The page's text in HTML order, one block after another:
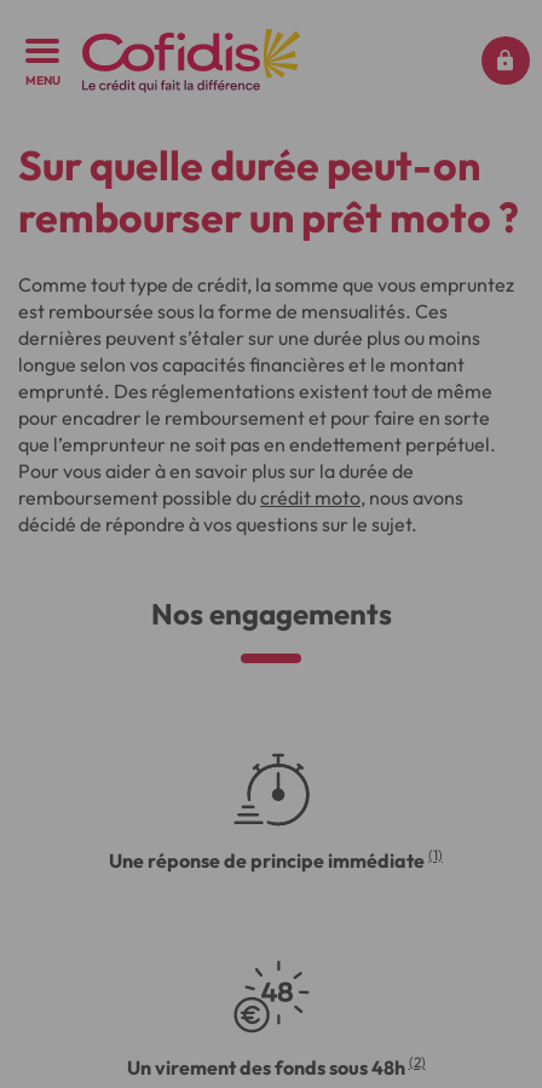
MENU
Sur quelle durée peut-on
rembourser un prêt moto ?
Comme tout type de crédit, la somme que vous empruntez
est remboursée sous la forme de mensualités. Ces
dernières peuvent s’étaler sur une durée plus ou moins
longue selon vos capacités financières et le montant
emprunté. Des réglementations existent tout de même
pour encadrer le remboursement et pour faire en sorte
que l’emprunteur ne soit pas en endettement perpétuel.
Pour vous aider à en savoir plus sur la durée de
remboursement possible ducrédit moto, nous avons
décidé de répondre à vos questions sur le sujet.
Nos engagements
Une réponse de principe immédiate (1)
Un virement des fonds sous 48h (2)